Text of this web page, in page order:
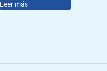
Leer más